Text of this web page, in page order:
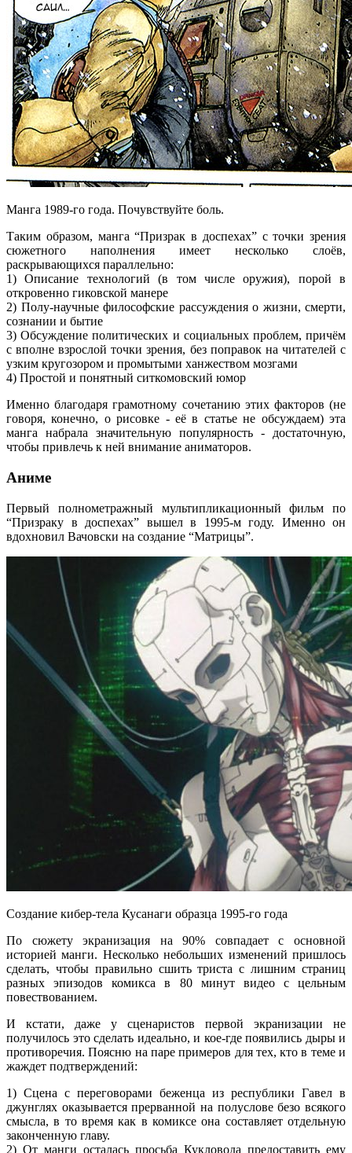
Манга 1989-го года. Почувствуйте боль.
Таким образом, манга “Призрак в доспехах” с точки зрения
сюжетного наполнения имеет несколько слоёв,
раскрывающихся параллельно:
1) Описание технологий (в том числе оружия), порой в
откровенно гиковской манере
2) Полу-научные философские рассуждения о жизни, смерти,
сознании и бытие
3) Обсуждение политических и социальных проблем, причём
с вполне взрослой точки зрения, без поправок на читателей с
узким кругозором и промытыми ханжеством мозгами
4) Простой и понятный ситкомовский юмор
Именно благодаря грамотному сочетанию этих факторов (не
говоря, конечно, о рисовке - её в статье не обсуждаем) эта
манга набрала значительную популярность - достаточную,
чтобы привлечь к ней внимание аниматоров.
Аниме
Первый полнометражный мультипликационный фильм по
“Призраку в доспехах” вышел в 1995-м году. Именно он
вдохновил Вачовски на создание “Матрицы”.
Создание кибер-тела Кусанаги образца 1995-го года
По сюжету экранизация на 90% совпадает с основной
историей манги. Несколько небольших изменений пришлось
сделать, чтобы правильно сшить триста с лишним страниц
разных эпизодов комикса в 80 минут видео с цельным
повествованием.
И кстати, даже у сценаристов первой экранизации не
получилось это сделать идеально, и кое-где появились дыры и
противоречия. Поясню на паре примеров для тех, кто в теме и
жаждет подтверждений:
1) Сцена с переговорами беженца из республики Гавел в
джунглях оказывается прерванной на полуслове безо всякого
смысла, в то время как в комиксе она составляет отдельную
законченную главу.
2) От манги осталась просьба Кукловода предоставить ему